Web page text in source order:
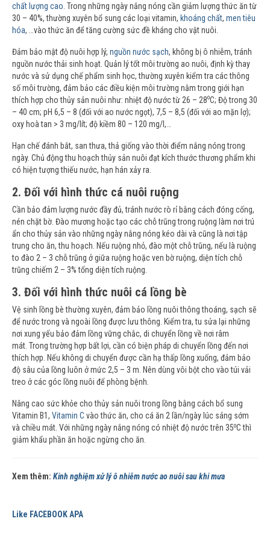
chất lượng cao . Trong những ngày nắng nóng cần giảm lượng thức ăn từ
30 – 40%, thường xuyên bổ sung các loại vitamin, khoáng chất, men tiêu
hóa, …vào thức ăn để tăng cường sức đề kháng cho vật nuôi.
Đảm bảo mật độ nuôi hợp lý, nguồn nước sạch, không bị ô nhiễm, tránh
nguồn nước thải sinh hoạt. Quản lý tốt môi trường ao nuôi, định kỳ thay
nước và sử dụng chế phẩm sinh học, thường xuyên kiểm tra các thông
số môi trường, đảm bảo các điều kiện môi trường nằm trong giới hạn
thích hợp cho thủy sản nuôi như: nhiệt độ nước từ 26 – 28oC; Độ trong 30
– 40 cm; pH 6,5 – 8 (đối với ao nước ngọt), 7,5 – 8,5 (đối với ao mặn lợ);
oxy hoà tan > 3 mg/lít; độ kiềm 80 – 120 mg/l,…
Hạn chế đánh bắt, san thưa, thả giống vào thời điểm nắng nóng trong
ngày. Chủ động thu hoạch thủy sản nuôi đạt kích thước thương phẩm khi
có hiện tượng thiếu nước, hạn hán xảy ra.
2. Đối với hình thức cá nuôi ruộng
Cần bảo đảm lượng nước đầy đủ, tránh nước rò rỉ bằng cách đóng cống,
nén chặt bờ. Đào mương hoặc tạo các chỗ trũng trong ruộng làm nơi trú
ẩn cho thủy sản vào những ngày nắng nóng kéo dài và cũng là nơi tập
trung cho ăn, thu hoạch. Nếu ruộng nhỏ, đào một chỗ trũng, nếu là ruộng
to đào 2 – 3 chỗ trũng ở giữa ruộng hoặc ven bờ ruộng, diện tích chỗ
trũng chiếm 2 – 3% tổng diện tích ruộng.
3. Đối với hình thức nuôi cá lồng bè
Vệ sinh lồng bè thường xuyên, đảm bảo lồng nuôi thông thoáng, sạch sẽ
để nước trong và ngoài lồng được lưu thông. Kiểm tra, tu sửa lại những
nơi xung yếu bảo đảm lồng vững chắc, di chuyển lồng về nơi râm
mát. Trong trường hợp bất lợi, cần có biện pháp di chuyển lồng đến nơi
thích hợp. Nếu không di chuyển được cần hạ thấp lồng xuống, đảm bảo
độ sâu của lồng luôn ở mức 2,5 – 3 m. Nên dùng vôi bột cho vào túi vải
treo ở các góc lồng nuôi để phòng bệnh.
Nâng cao sức khỏe cho thủy sản nuôi trong lồng bằng cách bổ sung
Vitamin B1, Vitamin C vào thức ăn, cho cá ăn 2 lần/ngày lúc sáng sớm
và chiều mát. Với những ngày nắng nóng có nhiệt độ nước trên 35oC thì
giảm khẩu phần ăn hoặc ngừng cho ăn.
Xem thêm: Kinh nghiệm xử lý ô nhiễm nước ao nuôi sau khi mưa
Like FACEBOOK APA